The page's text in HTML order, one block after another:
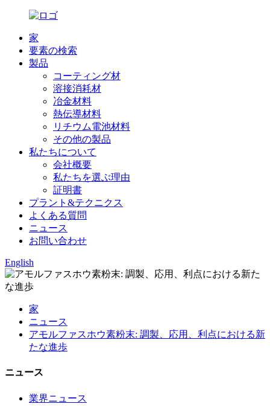
家
要素の検索
製品
コーティング材
溶接消耗材
冶金材料
熱伝導材料
リチウム電池材料
その他の製品
私たちについて
会社概要
私たちを選ぶ理由
証明書
プラント&テクニクス
よくある質問
ニュース
お問い合わせ
English
家
ニュース
アモルファスホウ素粉末: 調製、応用、利点における新
たな進歩
ニュース
業界ニュース